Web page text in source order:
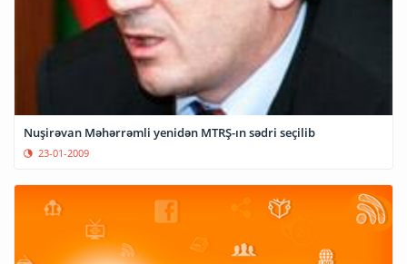
Nuşirəvan Məhərrəmli yenidən MTRŞ-ın sədri seçilib
23-01-2009